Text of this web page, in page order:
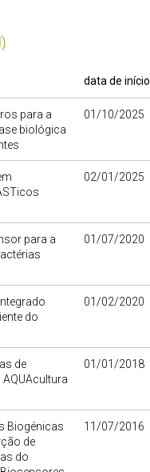
data de início
para a
biológica
01/10/2025
02/01/2025
para a
01/07/2020
do
01/02/2020
de
01/01/2018
Biogénicas
de
do
11/07/2016